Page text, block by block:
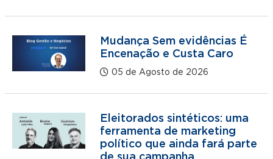
Mudança Sem evidências É
Encenação e Custa Caro
05 de Agosto de 2026
Eleitorados sintéticos: uma
ferramenta de marketing
político que ainda fará parte